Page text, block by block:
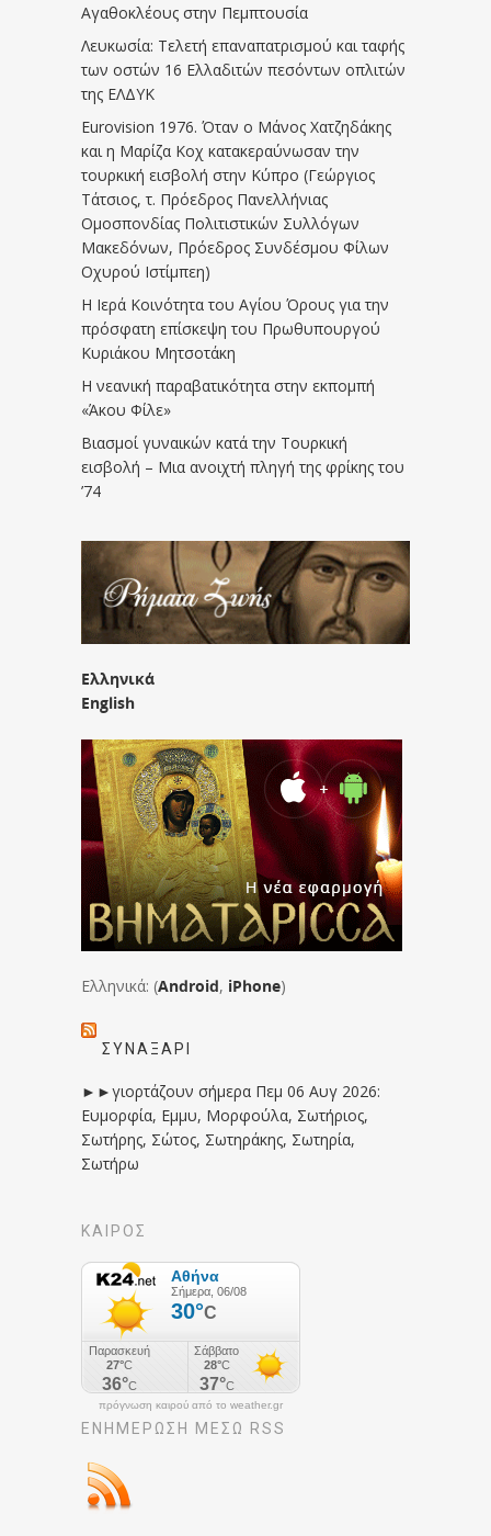
Αγαθοκλέους στην Πεμπτουσία
Λευκωσία: Τελετή επαναπατρισμού και ταφής
των οστών 16 Ελλαδιτών πεσόντων οπλιτών
της ΕΛΔΥΚ
Eurovision 1976. Όταν ο Μάνος Χατζηδάκης
και η Μαρίζα Κοχ κατακεραύνωσαν την
τουρκική εισβολή στην Κύπρο (Γεώργιος
Τάτσιος, τ. Πρόεδρος Πανελλήνιας
Ομοσπονδίας Πολιτιστικών Συλλόγων
Μακεδόνων, Πρόεδρος Συνδέσμου Φίλων
Οχυρού Ιστίμπεη)
Η Ιερά Κοινότητα του Αγίου Όρους για την
πρόσφατη επίσκεψη του Πρωθυπουργού
Κυριάκου Μητσοτάκη
Η νεανική παραβατικότητα στην εκπομπή
«Άκου Φίλε»
Βιασμοί γυναικών κατά την Τουρκική
εισβολή – Μια ανοιχτή πληγή της φρίκης του
’74
Ελληνικά
English
Ελληνικά: (Android, iPhone)
ΣΥΝΑΞΆΡΙ
►►γιορτάζουν σήμερα Πεμ 06 Αυγ 2026:
Ευμορφία, Εμμυ, Μορφούλα, Σωτήριος,
Σωτήρης, Σώτος, Σωτηράκης, Σωτηρία,
Σωτήρω
ΚΑΙΡΟΣ
πρόγνωση καιρού από το weather.gr
ΕΝΗΜΈΡΩΣΉ ΜΕΣΩ RSS